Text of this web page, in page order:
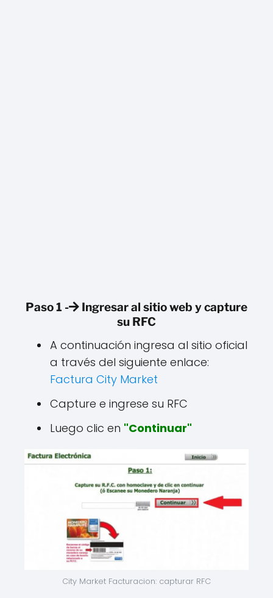
Paso 1 -
Ingresar al sitio web y capture
su RFC
A continuación ingresa al sitio oficial
a través del siguiente enlace:
Factura City Market
Capture e ingrese su RFC
Luego clic en "Continuar"
City Market Facturacion: capturar RFC